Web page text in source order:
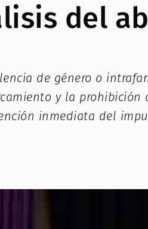
del
de género o
y la prohibición
inmediata del